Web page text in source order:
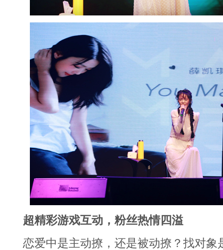
超精彩游戏互动，粉丝热情四溢
恋爱中是主动撩，还是被动撩？找对象